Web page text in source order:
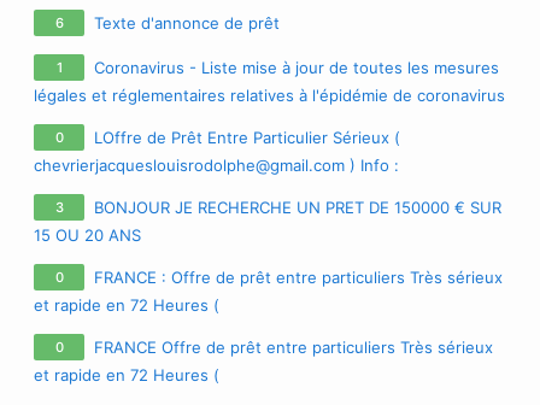
6 Texte d'annonce de prêt
1
Coronavirus - Liste mise à jour de toutes les mesures
légales et réglementaires relatives à l'épidémie de coronavirus
/ covid-19 / sars-cov-2
0
LOffre de Prêt Entre Particulier Sérieux (
chevrierjacqueslouisrodolphe@gmail.com ) Info :
chevrierjacqueslouisrodolphe@gmail.com
Monsieur; Je me présente à vous, je suis Mr Jacques
Chevrier , j'octroie des prêts à toute personne désirant une
aide financière. Ceci est un prêt en
3
BONJOUR JE RECHERCHE UN PRET DE 150000 € SUR
15 OU 20 ANS
0
FRANCE : Offre de prêt entre particuliers Très sérieux
et rapide en 72 Heures (
chevrierjacqueslouisrodolphe@gmail.com
chevrierjacqueslouisrodolphe@gmail.com
Bonjour Madame et
Monsieur; Je me présente à vous, je suis Mr Jacques
0
FRANCE Offre de prêt entre particuliers Très sérieux
et rapide en 72 Heures (